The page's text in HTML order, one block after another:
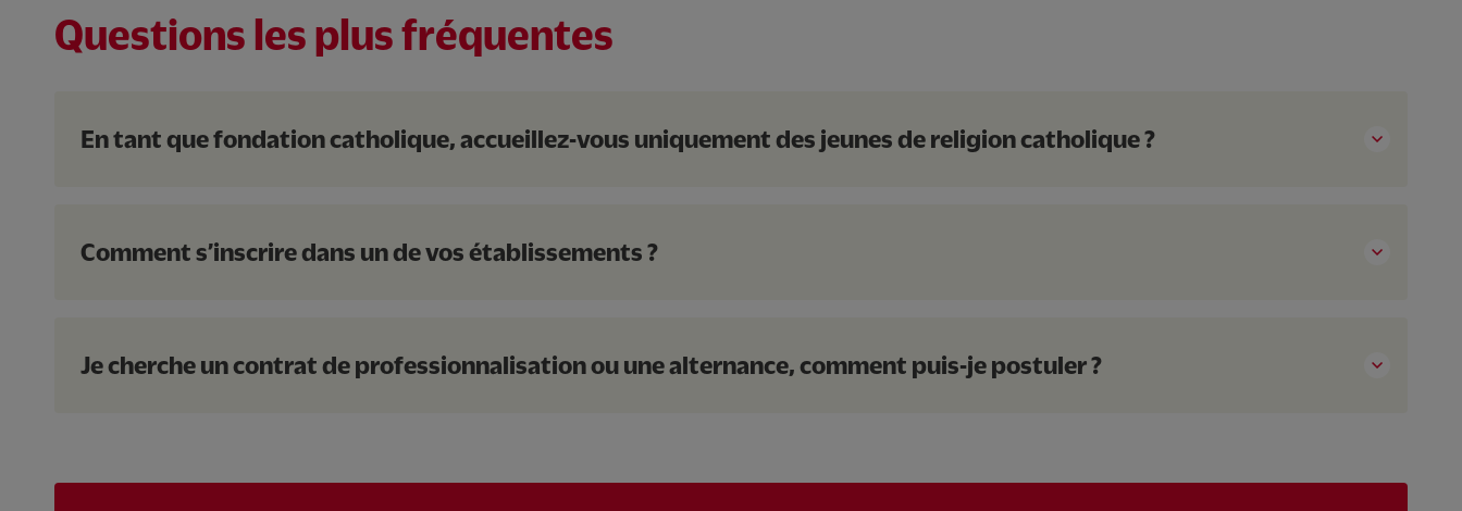
Questions les plus fréquentes
En tant que fondation catholique, accueillez-vous uniquement des jeunes de religion catholique ?
Comment s’inscrire dans un de vos établissements ?
Je cherche un contrat de professionnalisation ou une alternance, comment puis-je postuler ?